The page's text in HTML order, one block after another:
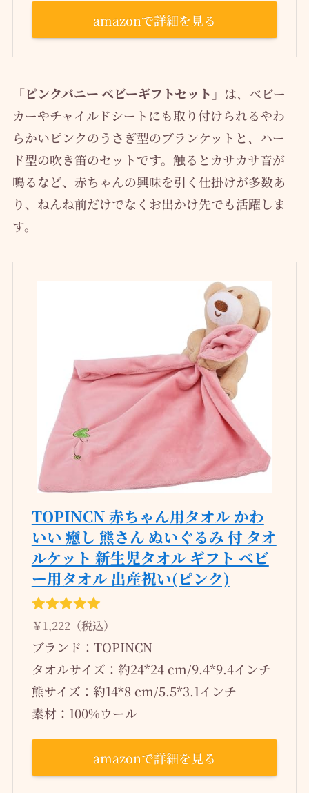
amazonで詳細を見る
「ピンクバニー ベビーギフトセット」 は、ベビー
カーやチャイルドシートにも取り付けられるやわ
らかいピンクのうさぎ型のブランケットと、ハー
ド型の吹き笛のセットです。触るとカサカサ音が
鳴るなど、赤ちゃんの興味を引く仕掛けが多数あ
り、ねんね前だけでなくお出かけ先でも活躍しま
す。
TOPINCN 赤ちゃん用タオル かわ
いい 癒し 熊さん ぬいぐるみ 付 タオ
ルケット 新生児タオル ギフト ベビ
ー用タオル 出産祝い(ピンク)
￥1,222（税込）
ブランド：TOPINCN
タオルサイズ：約24*24 cm/9.4*9.4インチ
熊サイズ：約14*8 cm/5.5*3.1インチ
素材：100%ウール
amazonで詳細を見る